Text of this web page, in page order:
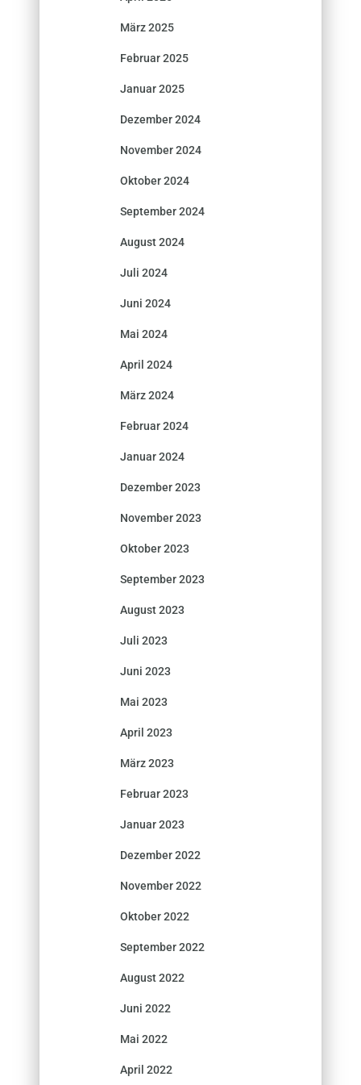
März 2025
Februar 2025
Januar 2025
Dezember 2024
November 2024
Oktober 2024
September 2024
August 2024
Juli 2024
Juni 2024
Mai 2024
April 2024
März 2024
Februar 2024
Januar 2024
Dezember 2023
November 2023
Oktober 2023
September 2023
August 2023
Juli 2023
Juni 2023
Mai 2023
April 2023
März 2023
Februar 2023
Januar 2023
Dezember 2022
November 2022
Oktober 2022
September 2022
August 2022
Juni 2022
Mai 2022
April 2022